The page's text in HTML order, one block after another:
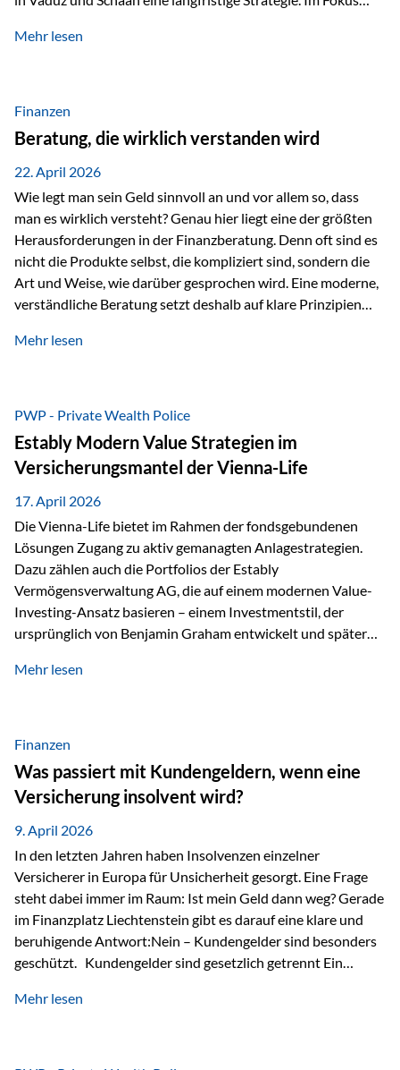
Marktzugang Liechtenstein hat sich in den letzten Jahren zu
verfügbaren Kennzahlen (Stand Ende 2024, veröffentlicht
2025/2026)…
Mehr lesen
Finanzen
Beratung, die wirklich verstanden wird
22. April 2026
Wie legt man sein Geld sinnvoll an und vor allem so, dass
man es wirklich versteht? Genau hier liegt eine der größten
Herausforderungen in der Finanzberatung. Denn oft sind es
nicht die Produkte selbst, die kompliziert sind, sondern die
Art und Weise, wie darüber gesprochen wird. Eine moderne,
verständliche Beratung setzt deshalb auf klare Prinzipien
fünf zentrale Faktoren: eine saubere Struktur, breite
diesem Thema liefern unter anderem die praxisnahen
Ansätze von Finanzexperte Klaus Rost, der seit vielen Jahren
für eine verständliche und…
Mehr lesen
PWP - Private Wealth Police
Estably Modern Value Strategien im
Versicherungsmantel der Vienna-Life
17. April 2026
Die Vienna-Life bietet im Rahmen der fondsgebundenen
Lösungen Zugang zu aktiv gemanagten Anlagestrategien.
Dazu zählen auch die Portfolios der Estably
Vermögensverwaltung AG, die auf einem modernen Value-
Investing-Ansatz basieren – einem Investmentstil, der
ursprünglich von Benjamin Graham entwickelt und später
Modernes Value Investing als Grundlage Der
Fokus stehen Unternehmen, deren Börsenkurs unter ihrem
inneren Wert liegt. Neben klassischen
Bewertungskennzahlen werden auch qualitative Faktoren
wie Geschäftsmodell, Wettbewerbsvorteile und
Managementqualität…
Mehr lesen
Finanzen
Was passiert mit Kundengeldern, wenn eine
Versicherung insolvent wird?
9. April 2026
In den letzten Jahren haben Insolvenzen einzelner
Versicherer in Europa für Unsicherheit gesorgt. Eine Frage
steht dabei immer im Raum: Ist mein Geld dann weg? Gerade
im Finanzplatz Liechtenstein gibt es darauf eine klare und
beruhigende Antwort:Nein – Kundengelder sind besonders
geschützt. Kundengelder sind gesetzlich getrennt Ein
sogenannte Sondermasse. Das bedeutet:Die
Mehr lesen